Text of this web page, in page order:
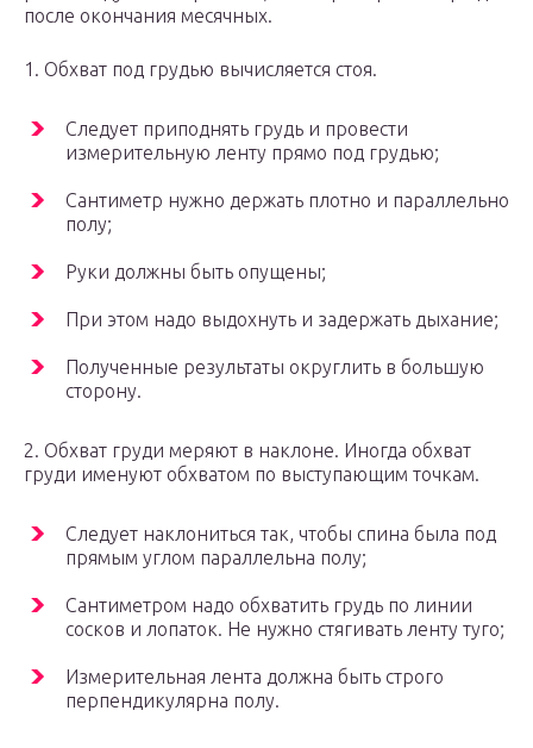
после окончания месячных.
1. Обхват под грудью вычисляется стоя.
Следует приподнять грудь и провести
измерительную ленту прямо под грудью;
Сантиметр нужно держать плотно и параллельно
полу;
Руки должны быть опущены;
При этом надо выдохнуть и задержать дыхание;
Полученные результаты округлить в большую
сторону.
2. Обхват груди меряют в наклоне. Иногда обхват
груди именуют обхватом по выступающим точкам.
Следует наклониться так, чтобы спина была под
прямым углом параллельна полу;
Сантиметром надо обхватить грудь по линии
сосков и лопаток. Не нужно стягивать ленту туго;
Измерительная лента должна быть строго
перпендикулярна полу.